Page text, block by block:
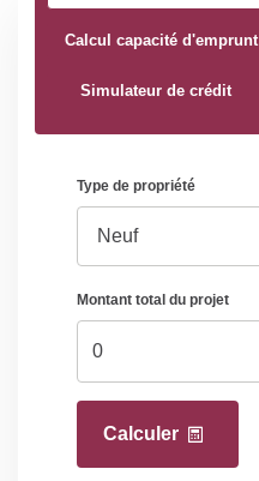
Calcul capacité d'emprunt
Simulateur de crédit